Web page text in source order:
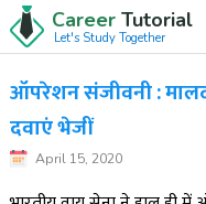
Career
Let's Study
ऑपरेशन संजीवनी :
दवाएं भेजीं
April 15, 2020